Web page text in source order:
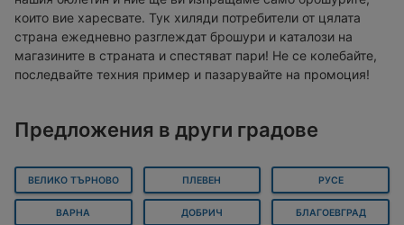
които вие харесвате. Тук хиляди потребители от цялата
страна ежедневно разглеждат брошури и каталози на
магазините в страната и спестяват пари! Не се колебайте,
последвайте техния пример и пазарувайте на промоция!
Предложения в други градове
ВЕЛИКО ТЪРНОВО ПЛЕВЕН РУСЕ
ВАРНА ДОБРИЧ БЛАГОЕВГРАД